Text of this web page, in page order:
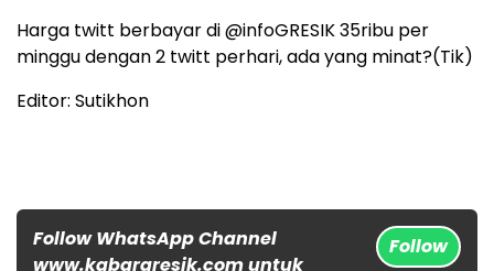
Harga twitt berbayar di @infoGRESIK 35ribu per
minggu dengan 2 twitt perhari, ada yang minat?(Tik)
Editor: Sutikhon
Follow WhatsApp Channel
www.kabargresik.com untuk
Follow